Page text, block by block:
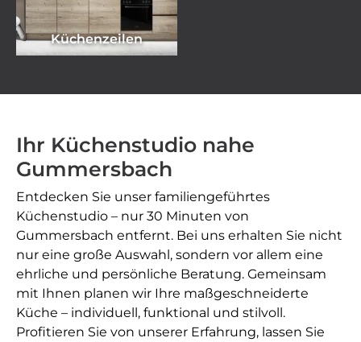
Küchenzeilen
Ihr Küchenstudio nahe
Gummersbach
Entdecken Sie unser familiengeführtes
Küchenstudio – nur 30 Minuten von
Gummersbach entfernt. Bei uns erhalten Sie nicht
nur eine große Auswahl, sondern vor allem eine
ehrliche und persönliche Beratung. Gemeinsam
mit Ihnen planen wir Ihre maßgeschneiderte
Küche – individuell, funktional und stilvoll.
Profitieren Sie von unserer Erfahrung, lassen Sie